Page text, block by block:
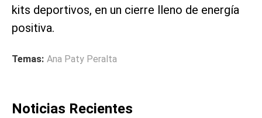
kits deportivos, en un cierre lleno de energía
positiva.
Temas: Ana Paty Peralta
Noticias Recientes